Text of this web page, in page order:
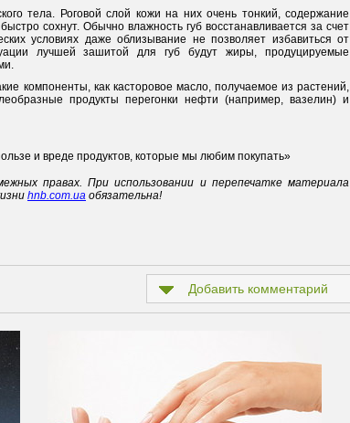
тела. Роговой слой кожи на них очень тонкий, содержание
сохнут. Обычно влажность губ восстанавливается за счет
условиях даже облизывание не позволяет избавиться от
лучшей зашитой для губ будут жиры, продуцируемые
компоненты, как касторовое масло, получаемое из растений,
продукты перегонки нефти (например, вазелин) и
и вреде продуктов, которые мы любим покупать»
правах. При использовании и перепечатке материала
hnb.com.ua обязательна!
Добавить комментарий